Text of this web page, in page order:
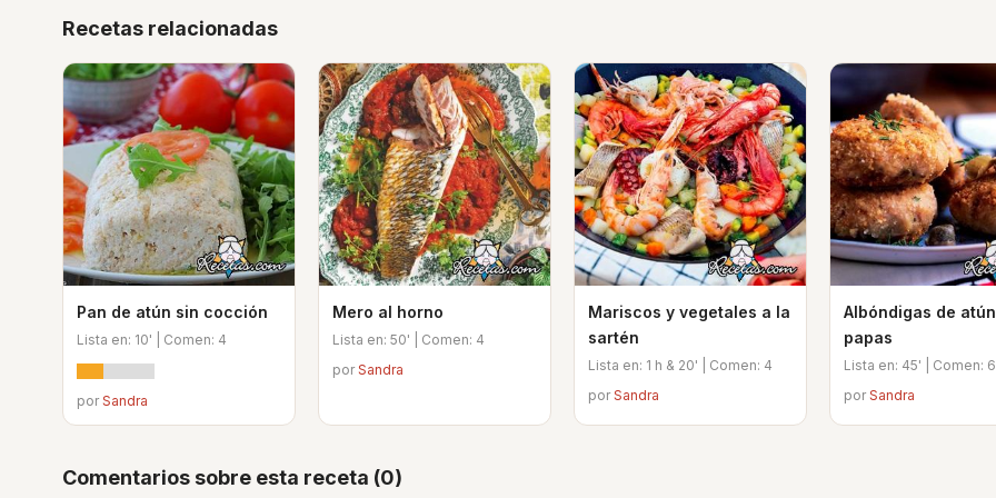
Recetas relacionadas
Pan de atún sin cocción
Lista en: 10' | Comen: 4
porSandra
Mero al horno
Lista en: 50' | Comen: 4
porSandra
Mariscos y vegetales a la
sartén
Lista en: 1 h & 20' | Comen: 4
porSandra
Albóndigas de
papas
Lista en: 45' | Comen: 6
porSandra
Comentarios sobre esta receta (0)